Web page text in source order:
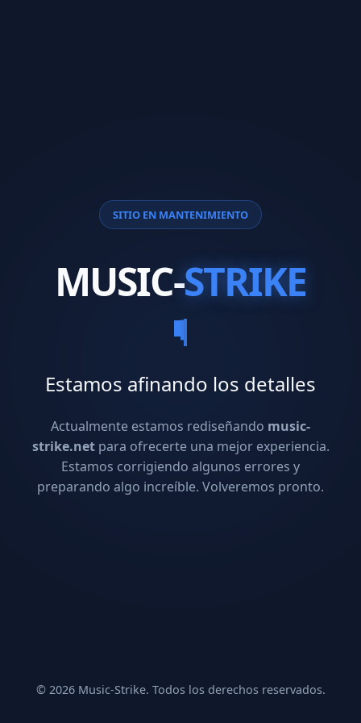
SITIO EN MANTENIMIENTO
MUSIC-STRIKE
Estamos afinando los detalles
Actualmente estamos rediseñando music-
strike.netpara ofrecerte una mejor experiencia.
Estamos corrigiendo algunos errores y
preparando algo increíble. Volveremos pronto.
© 2026 Music-Strike. Todos los derechos reservados.